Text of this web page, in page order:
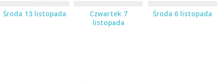
Środa 13 listopada
Czwartek 7
listopada
Środa 6 listopada